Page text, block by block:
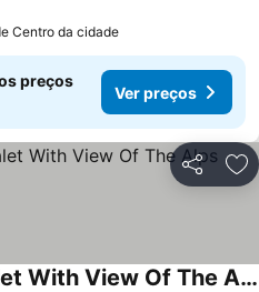
Centro da cidade
preços
Ver preços
Partilhar
Swiss Traditional Chalet With View Of The Alps